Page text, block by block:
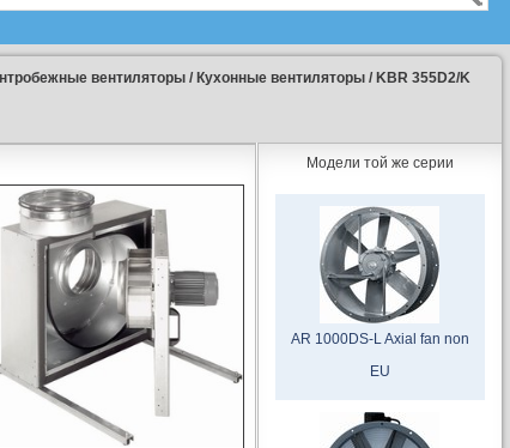
вентиляторы / Кухонные вентиляторы / KBR 355D2/K
Модели той же серии
AR 1000DS-L Axial fan non
EU